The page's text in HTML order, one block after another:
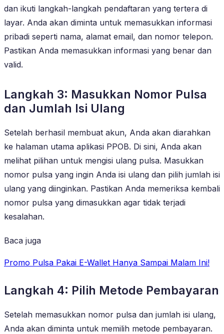
dan ikuti langkah-langkah pendaftaran yang tertera di
layar. Anda akan diminta untuk memasukkan informasi
pribadi seperti nama, alamat email, dan nomor telepon.
Pastikan Anda memasukkan informasi yang benar dan
valid.
Langkah 3: Masukkan Nomor Pulsa
dan Jumlah Isi Ulang
Setelah berhasil membuat akun, Anda akan diarahkan
ke halaman utama aplikasi PPOB. Di sini, Anda akan
melihat pilihan untuk mengisi ulang pulsa. Masukkan
nomor pulsa yang ingin Anda isi ulang dan pilih jumlah isi
ulang yang diinginkan. Pastikan Anda memeriksa kembali
nomor pulsa yang dimasukkan agar tidak terjadi
kesalahan.
Baca juga
Promo Pulsa Pakai E-Wallet Hanya Sampai Malam Ini!
Langkah 4: Pilih Metode Pembayaran
Setelah memasukkan nomor pulsa dan jumlah isi ulang,
Anda akan diminta untuk memilih metode pembayaran.